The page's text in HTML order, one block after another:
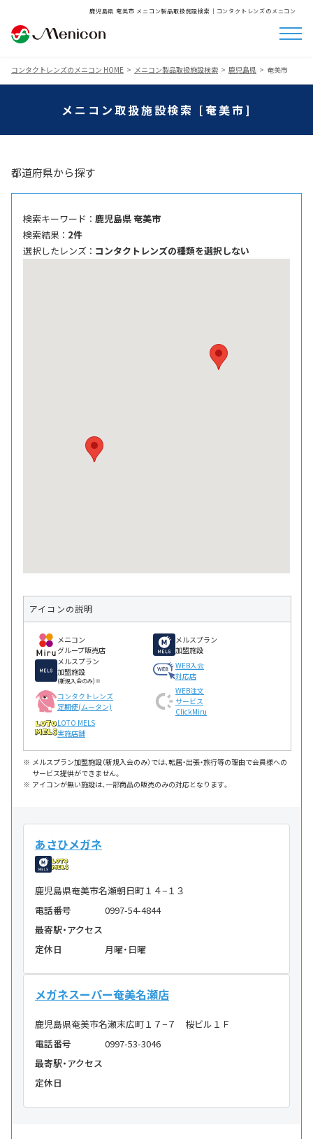
鹿児島県 奄美市 メニコン製品取扱施設検索│コンタクトレンズのメニコン
コンタクトレンズのメニコン HOME メニコン製品取扱施設検索 鹿児島県 奄美市
メニコン取扱施設検索 [奄美市]
都道府県から探す
検索キーワード ： 鹿児島県 奄美市
検索結果 ： 2件
選択したレンズ ： コンタクトレンズの種類を選択しない
アイコンの説明
メニコン
グループ販売店
メルスプラン
加盟施設
メルスプラン
加盟施設
(新規入会のみ)※
WEB入会
対応店
コンタクトレンズ
定期便(ムータン)
WEB注文
サービス
ClickMiru
LOTO MELS
実施店舗
メルスプラン加盟施設（新規入会のみ）では、転居・出張・旅行等の理由で会員様への
サービス提供ができません。
アイコンが無い施設は、一部商品の販売のみの対応となります。
あさひメガネ
鹿児島県奄美市名瀬朝日町１４−１３
電話番号
0997-54-4844
最寄駅・アクセス
定休日
月曜・日曜
メガネスーパー奄美名瀬店
鹿児島県奄美市名瀬末広町１７−７ 桜ビル１Ｆ
電話番号
0997-53-3046
最寄駅・アクセス
定休日